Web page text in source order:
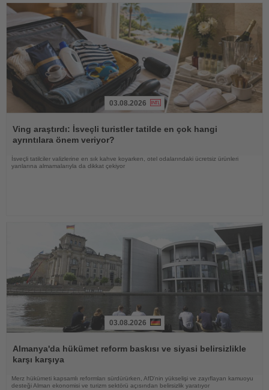
Oku
03.08.2026
Ving araştırdı: İsveçli turistler tatilde en çok hangi
ayrıntılara önem veriyor?
İsveçli tatilciler valizlerine en sık kahve koyarken, otel odalarındaki ücretsiz ürünleri
yanlarına almamalarıyla da dikkat çekiyor
Oku
03.08.2026
Almanya'da hükümet reform baskısı ve siyasi belirsizlikle
karşı karşıya
Merz hükümeti kapsamlı reformları sürdürürken, AfD'nin yükselişi ve zayıflayan kamuoyu
desteği Alman ekonomisi ve turizm sektörü açısından belirsizlik yaratıyor